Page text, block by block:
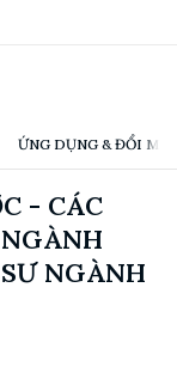
ỨNG DỤNG & ĐỔI
- CÁC
NGÀNH